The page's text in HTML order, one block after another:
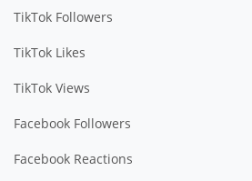
TikTok Followers
TikTok Likes
TikTok Views
Facebook Followers
Facebook Reactions